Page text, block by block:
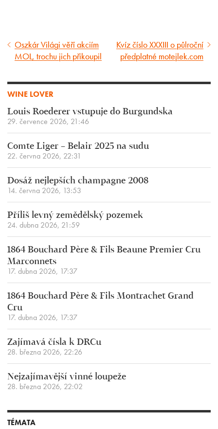
Předcházející
článek
Oszkár Világi věří akciím
MOL, trochu jich přikoupil
Následující
článek
Kvíz číslo XXXIII o půlroční
předplatné motejlek.com
WINE LOVER
Louis Roederer vstupuje do Burgundska
29. července 2026, 21:46
Comte Liger – Belair 2025 na sudu
22. června 2026, 22:31
Dosáž nejlepších champagne 2008
14. června 2026, 13:53
Příliš levný zemědělský pozemek
24. dubna 2026, 21:59
1864 Bouchard Père & Fils Beaune Premier Cru
Marconnets
17. dubna 2026, 17:37
1864 Bouchard Père & Fils Montrachet Grand
Cru
17. dubna 2026, 17:37
Zajímavá čísla k DRCu
28. března 2026, 22:26
Nejzajímavější vinné loupeže
28. března 2026, 22:02
TÉMATA